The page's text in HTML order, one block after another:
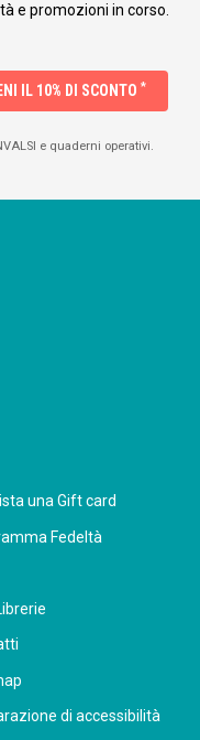
e promozioni in corso.
IL 10% DI SCONTO *
e quaderni operativi.
una Gift card
Fedeltà
di accessibilità